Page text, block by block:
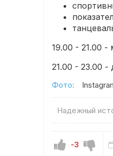
19.00 - 21.00
21.00 - 23.00 -
Фото:
Надежный
-3